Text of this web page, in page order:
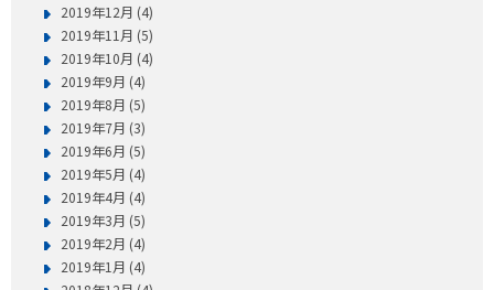
2019年12月 (4)
2019年11月 (5)
2019年10月 (4)
2019年9月 (4)
2019年8月 (5)
2019年7月 (3)
2019年6月 (5)
2019年5月 (4)
2019年4月 (4)
2019年3月 (5)
2019年2月 (4)
2019年1月 (4)